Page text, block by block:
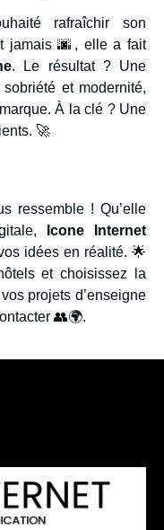
rafraîchir son
jamais 🌆, elle a fait
. Le résultat ? Une
et modernité,
À la clé ? Une
🚀
ressemble ! Qu’elle
Icone Internet
idées en réalité. 🌟
et choisissez la
projets d’enseigne
👥🌍.